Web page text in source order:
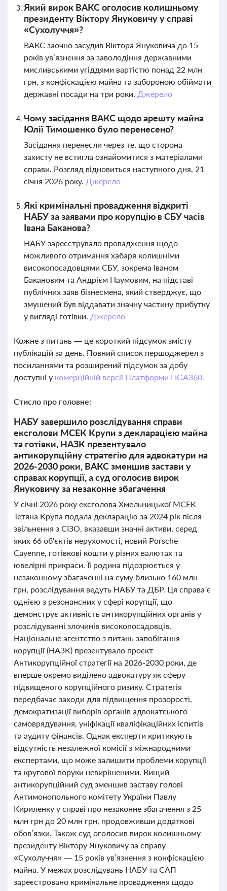
Який вирок ВАКС оголосив колишньому
президенту Віктору Януковичу у справі
«Сухолуччя»?
ВАКС заочно засудив Віктора Януковича до 15
років ув’язнення за заволодіння державними
мисливськими угіддями вартістю понад 22 млн
грн, з конфіскацією майна та забороною обіймати
державні посади на три роки. Джерело
Чому засідання ВАКС щодо арешту майна
Юлії Тимошенко було перенесено?
Засідання перенесли через те, що сторона
захисту не встигла ознайомитися з матеріалами
справи. Розгляд відновиться наступного дня, 21
січня 2026 року. Джерело
Які кримінальні провадження відкриті
НАБУ за заявами про корупцію в СБУ часів
Івана Баканова?
НАБУ зареєструвало провадження щодо
можливого отримання хабаря колишніми
високопосадовцями СБУ, зокрема Іваном
Бакановим та Андрієм Наумовим, на підставі
публічних заяв бізнесмена, який стверджує, що
змушений був віддавати значну частину прибутку
у вигляді готівки. Джерело
Кожне з питань — це короткий підсумок змісту
публікацій за день. Повний список першоджерел з
посиланнями та розширений підсумок за добу
доступні у комерційній версії Платформи LIGA360.
Стисло про головне:
НАБУ завершило розслідування справи
ексголови МСЕК Крупи з декларацією майна
та готівки, НАЗК презентувало
антикорупційну стратегію для адвокатури на
2026-2030 роки, ВАКС зменшив застави у
справах корупції, а суд оголосив вирок
Януковичу за незаконне збагачення
У січні 2026 року ексголова Хмельницької МСЕК
Тетяна Крупа подала декларацію за 2024 рік після
звільнення з СІЗО, вказавши значні активи, серед
яких 66 об'єктів нерухомості, новий Porsche
Cayenne, готівкові кошти у різних валютах та
ювелірні прикраси. Її родина підозрюється у
незаконному збагаченні на суму близько 160 млн
грн, розслідування ведуть НАБУ та ДБР. Ця справа є
однією з резонансних у сфері корупції, що
демонструє активність антикорупційних органів у
розслідуванні злочинів високопосадовців.
Національне агентство з питань запобігання
корупції (НАЗК) презентувало проєкт
Антикорупційної стратегії на 2026-2030 роки, де
вперше окремо виділено адвокатуру як сферу
підвищеного корупційного ризику. Стратегія
передбачає заходи для підвищення прозорості,
демократизації виборів органів адвокатського
самоврядування, уніфікації кваліфікаційних іспитів
та аудиту фінансів. Однак експерти критикують
відсутність незалежної комісії з міжнародними
експертами, що може залишити проблеми корупції
та кругової поруки невирішеними. Вищий
антикорупційний суд зменшив заставу голові
Антимонопольного комітету України Павлу
Кириленку у справі про незаконне збагачення з 25
млн грн до 20 млн грн, продовживши додаткові
обов’язки. Також суд оголосив вирок колишньому
президенту Віктору Януковичу за справу
«Сухолуччя» — 15 років ув’язнення з конфіскацією
майна. У межах розслідувань НАБУ та САП
зареєстровано кримінальне провадження щодо